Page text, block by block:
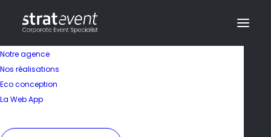
Notre agence
Nos réalisations
Eco conception
La Web App